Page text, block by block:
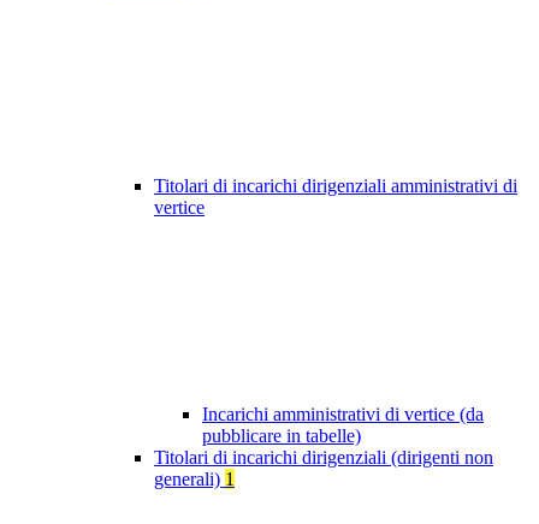
Titolari di incarichi dirigenziali amministrativi di
vertice
Incarichi amministrativi di vertice (da
pubblicare in tabelle)
Titolari di incarichi dirigenziali (dirigenti non
generali) 1